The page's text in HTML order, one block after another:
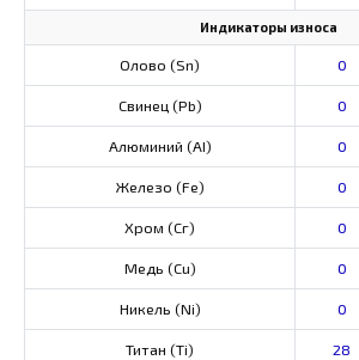
Индикаторы износа
Олово (Sn) 0
Свинец (Pb) 0
Алюминий (AI) 0
Железо (Fe) 0
Хром (Сг) 0
Медь (Cu) 0
Никель (Ni) 0
Титан (Ti) 28